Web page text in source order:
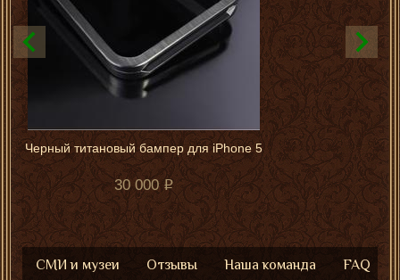
Черный титановый бампер для iPhone 5
30 000
СМИ и музеи Отзывы Наша команда FAQ